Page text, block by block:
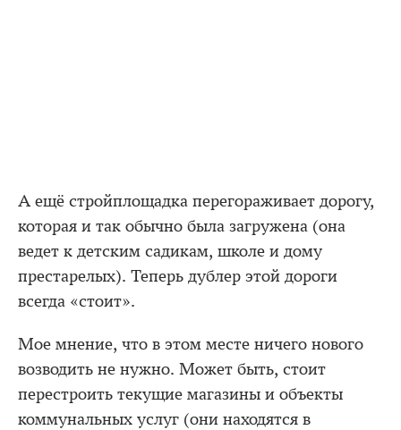
А ещё стройплощадка перегораживает дорогу,
которая и так обычно была загружена (она
ведет к детским садикам, школе и дому
престарелых). Теперь дублер этой дороги
всегда «стоит».
Мое мнение, что в этом месте ничего нового
возводить не нужно. Может быть, стоит
перестроить текущие магазины и объекты
коммунальных услуг (они находятся в